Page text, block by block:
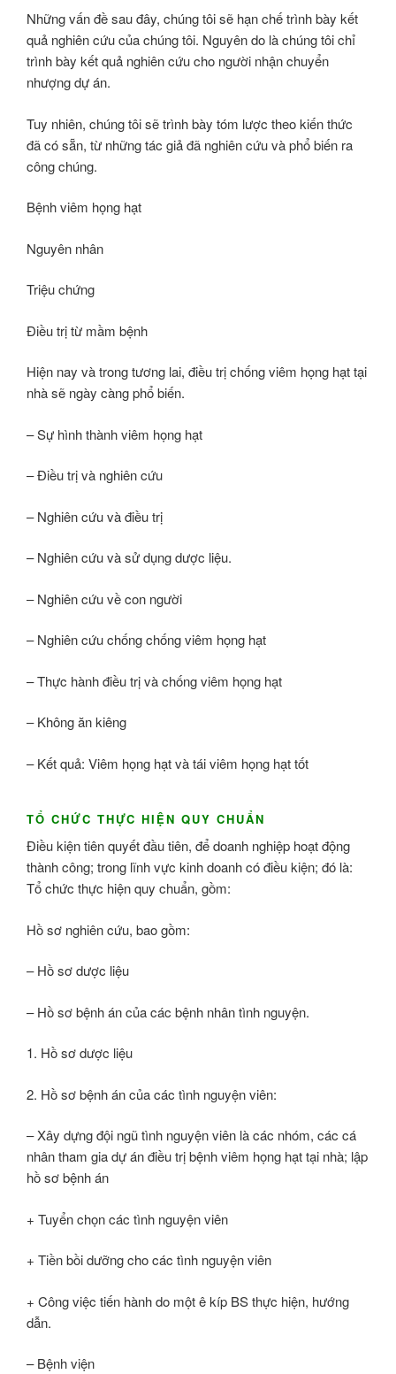
Những vấn đề sau đây, chúng tôi sẽ hạn chế trình bày kết
quả nghiên cứu của chúng tôi. Nguyên do là chúng tôi chỉ
trình bày kết quả nghiên cứu cho người nhận chuyển
nhượng dự án.
Tuy nhiên, chúng tôi sẽ trình bày tóm lược theo kiến thức
đã có sẵn, từ những tác giả đã nghiên cứu và phổ biến ra
công chúng.
Bệnh viêm họng hạt
Nguyên nhân
Triệu chứng
Điều trị từ mầm bệnh
Hiện nay và trong tương lai, điều trị chống viêm họng hạt tại
nhà sẽ ngày càng phổ biến.
– Sự hình thành viêm họng hạt
– Điều trị và nghiên cứu
– Nghiên cứu và điều trị
– Nghiên cứu và sử dụng dược liệu.
– Nghiên cứu về con người
– Nghiên cứu chống chống viêm họng hạt
– Thực hành điều trị và chống viêm họng hạt
– Không ăn kiêng
– Kết quả: Viêm họng hạt và tái viêm họng hạt tốt
TỔ CHỨC THỰC HIỆN QUY CHUẨN
Điều kiện tiên quyết đầu tiên, để doanh nghiệp hoạt động
thành công; trong lĩnh vực kinh doanh có điều kiện; đó là:
Tổ chức thực hiện quy chuẩn, gồm:
Hồ sơ nghiên cứu, bao gồm:
– Hồ sơ dược liệu
– Hồ sơ bệnh án của các bệnh nhân tình nguyện.
1. Hồ sơ dược liệu
2. Hồ sơ bệnh án của các tình nguyện viên:
– Xây dựng đội ngũ tình nguyện viên là các nhóm, các cá
nhân tham gia dự án điều trị bệnh viêm họng hạt tại nhà; lập
hồ sơ bệnh án
+ Tuyển chọn các tình nguyện viên
+ Tiền bồi dưỡng cho các tình nguyện viên
+ Công việc tiến hành do một ê kíp BS thực hiện, hướng
dẫn.
– Bệnh viện